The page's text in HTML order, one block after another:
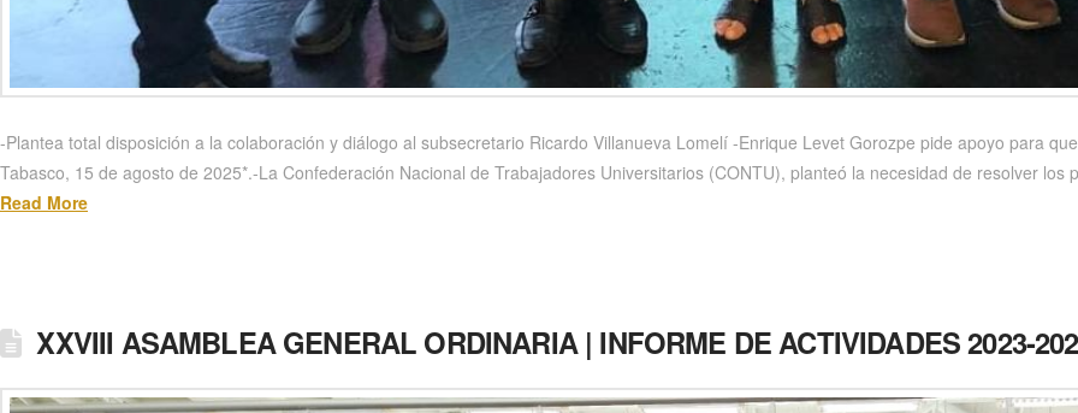
-Plantea total disposición a la colaboración y diálogo al subsecretario Ricardo Villanueva Lomelí -Enrique Levet Gorozpe pide apoyo para
Tabasco, 15 de agosto de 2025*.-La Confederación Nacional de Trabajadores Universitarios (CONTU), planteó la necesidad de resolver
Read More
XXVIII ASAMBLEA GENERAL ORDINARIA | INFORME DE ACTIVIDADES 2023-